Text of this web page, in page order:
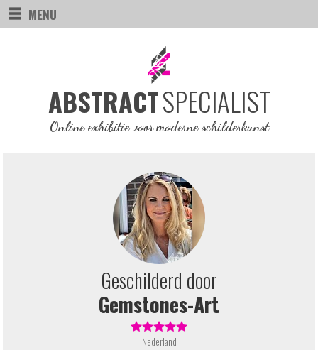
MENU
ABSTRACTSPECIALIST
Online exhibitie voor moderne schilderkunst
Geschilderd door
Gemstones-Art
Nederland